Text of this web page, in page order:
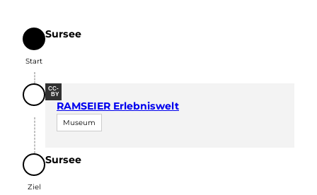
Start
Start
Sursee
CC-
BY
RAMSEIER Erlebniswelt
Museum
Ziel
Ziel
Sursee